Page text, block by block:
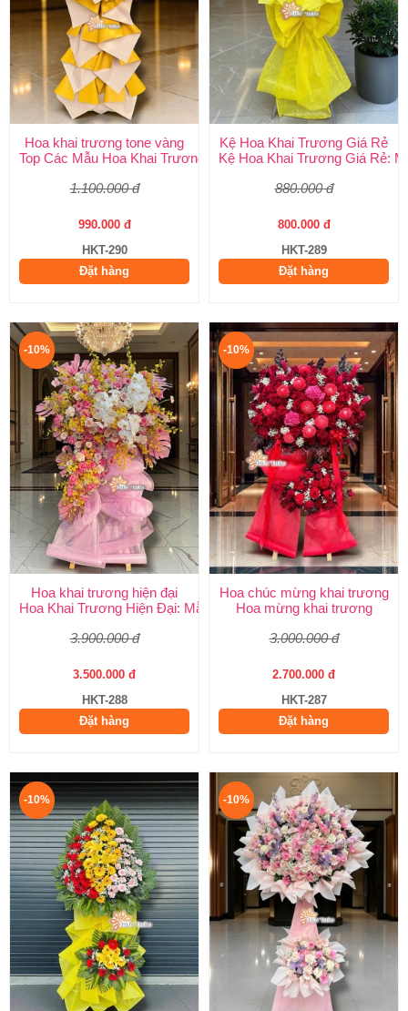
Hoa khai trương tone vàng
Top Các Mẫu Hoa Khai Trương Tone Vàng Đẹp, Sang Trọng,
1.100.000 đ
990.000 đ
HKT-290
Đặt hàng
Kệ Hoa Khai Trương Giá Rẻ
Kệ Hoa Khai Trương Giá Rẻ:
880.000 đ
800.000 đ
HKT-289
Đặt hàng
-10%
Hoa khai trương hiện đại
Hoa Khai Trương Hiện Đại: Mẫu Đẹp, Sang Trọng & Giao Nhanh
3.900.000 đ
3.500.000 đ
HKT-288
Đặt hàng
-10%
Hoa chúc mừng khai trương
Hoa mừng khai trương
3.000.000 đ
2.700.000 đ
HKT-287
Đặt hàng
-10% -10%